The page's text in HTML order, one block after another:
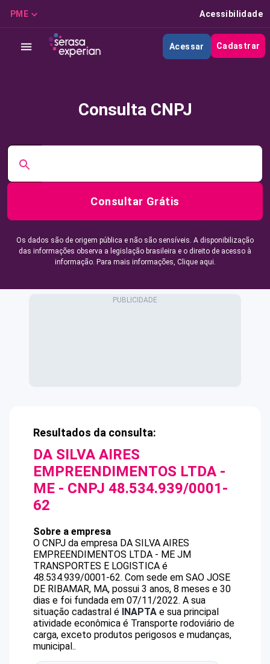
PME Acessibilidade
Acessar Cadastrar
Consulta CNPJ
Consultar Grátis
Os dados são de origem pública e não são sensíveis. A disponibilização
das informações observa a legislação brasileira e o direito de acesso à
informação. Para mais informações, Clique aqui.
Resultados da consulta:
DA SILVA AIRES
EMPREENDIMENTOS LTDA -
ME - CNPJ 48.534.939/0001-
62
Sobre a empresa
O CNPJ da empresa DA SILVA AIRES
EMPREENDIMENTOS LTDA - ME JM
TRANSPORTES E LOGISTICA é
48.534.939/0001-62. Com sede em SAO JOSE
DE RIBAMAR, MA, possui 3 anos, 8 meses e 30
dias e foi fundada em 07/11/2022. A sua
situação cadastral é INAPTA e sua principal
atividade econômica é Transporte rodoviário de
carga, exceto produtos perigosos e mudanças,
municipal..